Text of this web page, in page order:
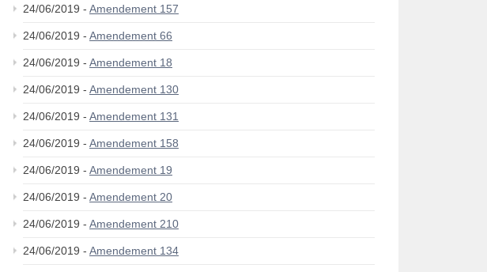
24/06/2019 - Amendement 157
24/06/2019 - Amendement 66
24/06/2019 - Amendement 18
24/06/2019 - Amendement 130
24/06/2019 - Amendement 131
24/06/2019 - Amendement 158
24/06/2019 - Amendement 19
24/06/2019 - Amendement 20
24/06/2019 - Amendement 210
24/06/2019 - Amendement 134